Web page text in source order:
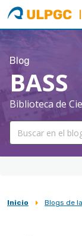
ULPGC
Blog
BASS
Biblioteca de
Sobrescribir
Inicio Blogs de